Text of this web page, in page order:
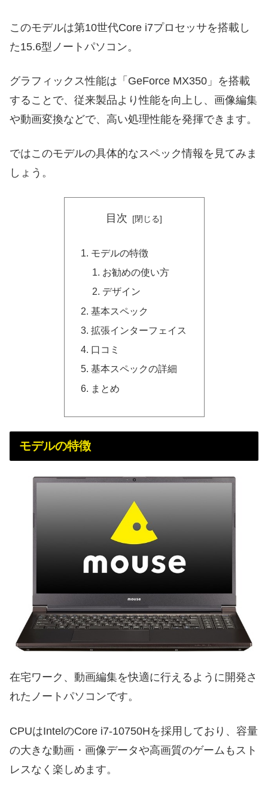
このモデルは第10世代Core i7プロセッサを搭載し
た15.6型ノートパソコン。
グラフィックス性能は「GeForce MX350」を搭載
することで、従来製品より性能を向上し、画像編集
や動画変換などで、高い処理性能を発揮できます。
ではこのモデルの具体的なスペック情報を見てみま
しょう。
目次
モデルの特徴
お勧めの使い方
デザイン
基本スペック
拡張インターフェイス
口コミ
基本スペックの詳細
まとめ
モデルの特徴
在宅ワーク、動画編集を快適に行えるように開発さ
れたノートパソコンです。
CPUはIntelのCore i7-10750Hを採用しており、容量
の大きな動画・画像データや高画質のゲームもスト
レスなく楽しめます。